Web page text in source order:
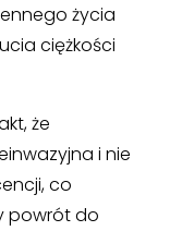
życia
ciężkości
że
i nie
co
powrót do